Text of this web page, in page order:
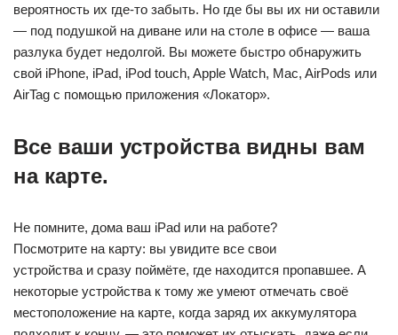
вероятность их где- то забыть. Но где бы вы их ни оставили
— под подушкой на диване или на столе в офисе — ваша
разлука будет недолгой. Вы можете быстро обнаружить
свой iPhone, iPad, iPod touch, Apple Watch, Mac, AirPods или
AirTag с помощью приложения «Локатор».
Все ваши устройства видны вам
на карте.
Не помните, дома ваш iPad или на работе?
Посмотрите на карту: вы увидите все свои
устройства и сразу поймёте, где находится пропавшее. А
некоторые устройства к тому же умеют отмечать своё
местоположение на карте, когда заряд их аккумулятора